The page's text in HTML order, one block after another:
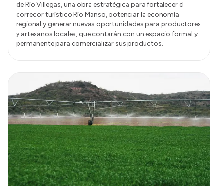
de Río Villegas, una obra estratégica para fortalecer el
corredor turístico Río Manso, potenciar la economía
regional y generar nuevas oportunidades para productores
y artesanos locales, que contarán con un espacio formal y
permanente para comercializar sus productos.